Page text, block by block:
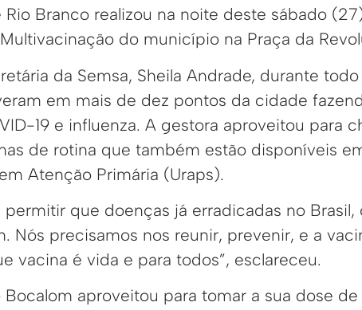
Branco realizou na noite deste sábado
do município na Praça da
da Semsa, Sheila Andrade, durante
em mais de dez pontos da cidade
19 e influenza. A gestora aproveitou para
de rotina que também estão disponíveis
Atenção Primária (Uraps).
permitir que doenças já erradicadas no Brasil,
Nós precisamos nos reunir, prevenir, e a
vacina é vida e para todos”, esclareceu.
aproveitou para tomar a sua dose de